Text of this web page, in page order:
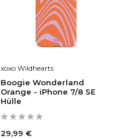
xoxo Wildhearts
Boogie Wonderland
Orange - iPhone 7/8 SE
Hülle
29,99 €